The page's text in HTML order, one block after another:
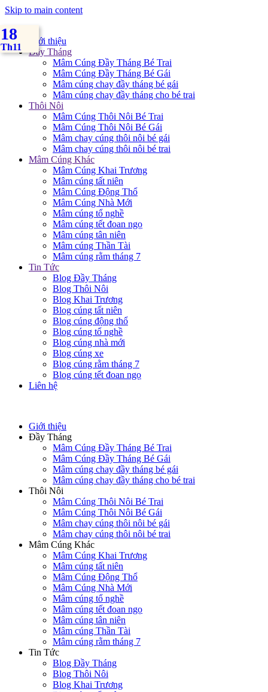
Skip to main content
Giới thiệu
Đầy Tháng
Mâm Cúng Đầy Tháng Bé Trai
Mâm Cúng Đầy Tháng Bé Gái
Mâm cúng chay đầy tháng bé gái
Mâm cúng chay đầy tháng cho bé trai
Thôi Nôi
Mâm Cúng Thôi Nôi Bé Trai
Mâm Cúng Thôi Nôi Bé Gái
Mâm chay cúng thôi nôi bé gái
Mâm chay cúng thôi nôi bé trai
Mâm Cúng Khác
Mâm Cúng Khai Trương
Mâm cúng tất niên
Mâm Cúng Động Thổ
Mâm Cúng Nhà Mới
Mâm cúng tổ nghề
Mâm cúng tết đoan ngọ
Mâm cúng tân niên
Mâm cúng Thần Tài
Mâm cúng rằm tháng 7
Tin Tức
Blog Đầy Tháng
Blog Thôi Nôi
Blog Khai Trương
Blog cúng tất niên
Blog cúng động thổ
Blog cúng tổ nghề
Blog cúng nhà mới
Blog cúng xe
Blog cúng rằm tháng 7
Blog cúng tết đoan ngọ
Liên hệ
Giới thiệu
Đầy Tháng
Mâm Cúng Đầy Tháng Bé Trai
Mâm Cúng Đầy Tháng Bé Gái
Mâm cúng chay đầy tháng bé gái
Mâm cúng chay đầy tháng cho bé trai
Thôi Nôi
Mâm Cúng Thôi Nôi Bé Trai
Mâm Cúng Thôi Nôi Bé Gái
Mâm chay cúng thôi nôi bé gái
Mâm chay cúng thôi nôi bé trai
Mâm Cúng Khác
Mâm Cúng Khai Trương
Mâm cúng tất niên
Mâm Cúng Động Thổ
Mâm Cúng Nhà Mới
Mâm cúng tổ nghề
Mâm cúng tết đoan ngọ
Mâm cúng tân niên
Mâm cúng Thần Tài
Mâm cúng rằm tháng 7
Tin Tức
Blog Đầy Tháng
Blog Thôi Nôi
Blog Khai Trương
18
Th11